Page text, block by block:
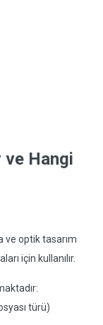
ve Hangi
ve optik tasarım
için kullanılır.
türü)